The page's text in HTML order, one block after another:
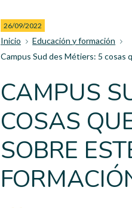
26/09/2022
Inicio
Educación y formación
Campus Sud des Métiers: 5 cosas
CAMPUS
COSAS
SOBRE